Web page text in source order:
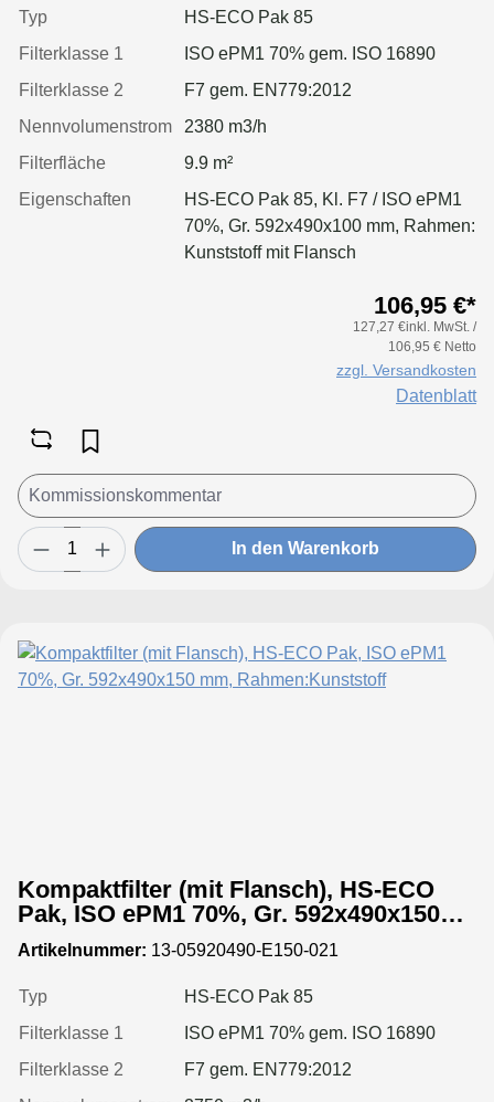
Typ
HS-ECO Pak 85
Filterklasse 1
ISO ePM1 70% gem. ISO 16890
Filterklasse 2
F7 gem. EN779:2012
Nennvolumenstrom
2380 m3/h
Filterfläche
9.9 m²
Eigenschaften
HS-ECO Pak 85, Kl. F7 / ISO ePM1
70%, Gr. 592x490x100 mm, Rahmen:
Kunststoff mit Flansch
106,95 €*
127,27 €inkl. MwSt. /
106,95 € Netto
zzgl. Versandkosten
Datenblatt
In den Warenkorb
Kompaktfilter (mit Flansch), HS-ECO
Pak, ISO ePM1 70%, Gr. 592x490x150
mm, Rahmen:Kunststoff
Artikelnummer: 13-05920490-E150-021
Typ
HS-ECO Pak 85
Filterklasse 1
ISO ePM1 70% gem. ISO 16890
Filterklasse 2
F7 gem. EN779:2012